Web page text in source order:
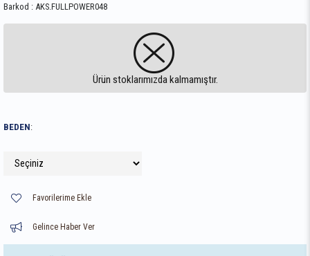
Barkod : AKS.FULLPOWER048
Ürün stoklarımızda kalmamıştır.
BEDEN:
Favorilerime Ekle
Gelince Haber Ver